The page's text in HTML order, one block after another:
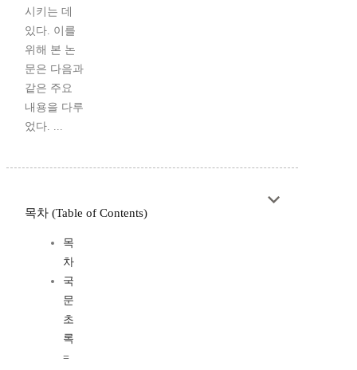
시키는 데
있다. 이를
위해 본 논
문은 다음과
같은 주요
내용을 다루
었다. ...
목차 (Table of Contents)
목
차
국
문
초
록
=